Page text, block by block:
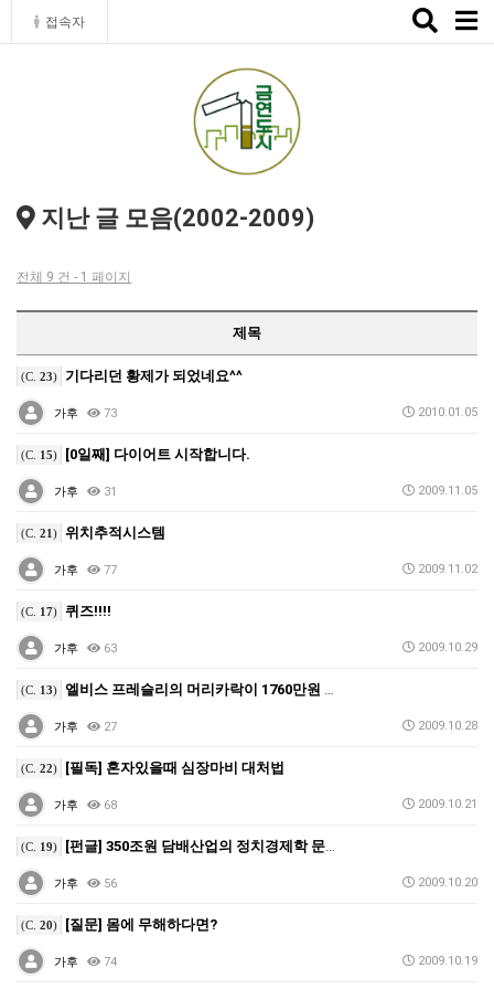
접속자
Toggle
지난 글 모음(2002-2009)
전체 9 건 - 1 페이지
제목
(C. 23) 기다리던 황제가 되었네요^^
가후 73 2010.01.05
(C. 15) [0일째] 다이어트 시작합니다.
가후 31 2009.11.05
(C. 21) 위치추적시스템
가후 77 2009.11.02
(C. 17) 퀴즈!!!!
가후 63 2009.10.29
(C. 13) 엘비스 프레슬리의 머리카락이 1760만원 이랍니다.
가후 27 2009.10.28
(C. 22) [필독] 혼자있을때 심장마비 대처법
가후 68 2009.10.21
(C. 19) [펀글] 350조원 담배산업의 정치경제학 문화 마케팅
가후 56 2009.10.20
(C. 20) [질문] 몸에 무해하다면?
가후 74 2009.10.19